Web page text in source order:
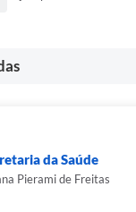
da Saúde
Pierami de Freitas